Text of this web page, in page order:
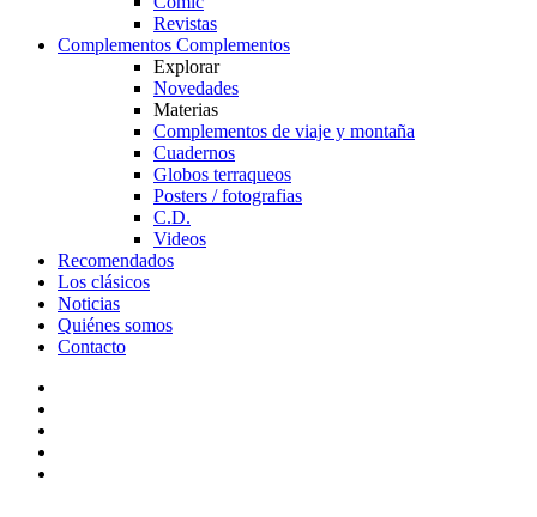
Revistas
Complementos Complementos
Explorar
Novedades
Materias
Complementos de viaje y montaña
Cuadernos
Globos terraqueos
Posters / fotografias
C.D.
Videos
Recomendados
Los clásicos
Noticias
Quiénes somos
Contacto